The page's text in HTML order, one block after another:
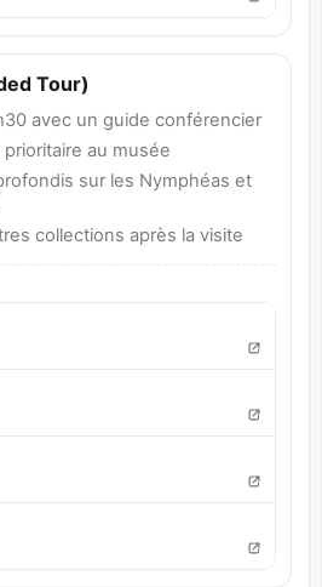
Tour)
avec un guide conférencier
au musée
sur les Nymphéas et
collections après la visite